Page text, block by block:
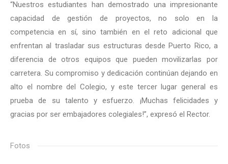
“Nuestros estudiantes han demostrado una impresionante
capacidad de gestión de proyectos, no solo en la
competencia en sí, sino también en el reto adicional que
enfrentan al trasladar sus estructuras desde Puerto Rico, a
diferencia de otros equipos que pueden movilizarlas por
carretera. Su compromiso y dedicación continúan dejando en
alto el nombre del Colegio, y este tercer lugar general es
prueba de su talento y esfuerzo. ¡Muchas felicidades y
gracias por ser embajadores colegiales!”, expresó el Rector.
Fotos